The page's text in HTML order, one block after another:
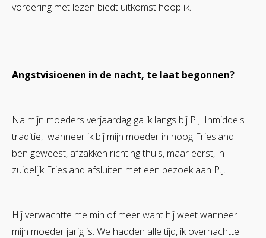
vordering met lezen biedt uitkomst hoop ik.
Angstvisioenen in de nacht, te laat begonnen?
Na mijn moeders verjaardag ga ik langs bij P.J. Inmiddels
traditie, wanneer ik bij mijn moeder in hoog Friesland
ben geweest, afzakken richting thuis, maar eerst, in
zuidelijk Friesland afsluiten met een bezoek aan P.J.
Hij verwachtte me min of meer want hij weet wanneer
mijn moeder jarig is. We hadden alle tijd, ik overnachtte